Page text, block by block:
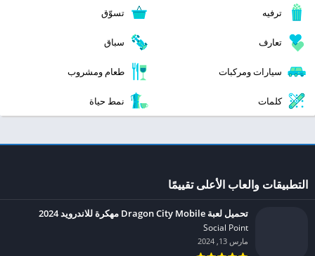
ترفيه تسوّق
تعارف سباق
سيارات ومركبات طعام ومشروب
كلمات نمط حياة
التطبيقات والعاب الأعلى تقييمًا
تحميل لعبة Dragon City Mobile مهكرة للاندرويد 2024
Social Point‏
مارس 13, 2024